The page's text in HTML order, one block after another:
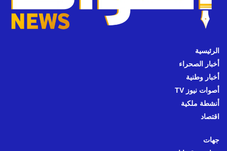
الرئيسية
أخبار الصحراء
أخبار وطنية
أصوات نيوز TV
أنشطة ملكية
اقتصاد
جهات